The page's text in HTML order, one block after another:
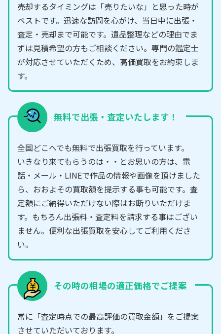
売却するタイミングは「売りたいな」と思った時が
ベストです。迅速な訪問を心がけ、当日中に出張・
査定・売却まで可能です。遺品整理などの理由でま
ずは見積希望の方もご相談ください。専門の鑑定士
が対応させていただくため、高価買取をお約束しま
す。
無料で出張・査定いたします！
全国どこへでも無料で出張買取を行っています。
いきなり来てもらうのは・・とお思いの方は、電
話・メール・LINEで作品の情報や画像を頂けました
ら、おおよその買取額を提示する事も可能です。査
定額にご納得いただけない際はお断りいただけま
す。もちろん出張料・査定料を請求する事はござい
ません。便利な出張買取を安心してご利用くださ
い。
その時の相場の適正価格でご提案
常に「査定時点での最高評価の買取金額」をご提案
させていただいております。